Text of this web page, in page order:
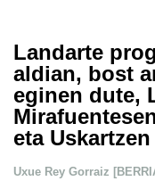
Landarte
aldian, bost
eginen dute,
eta Uskartzen
Uxue Rey Gorraiz